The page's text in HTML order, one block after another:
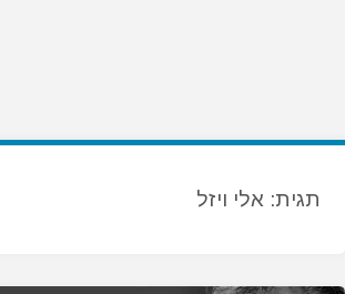
תגית: אלי ויזל